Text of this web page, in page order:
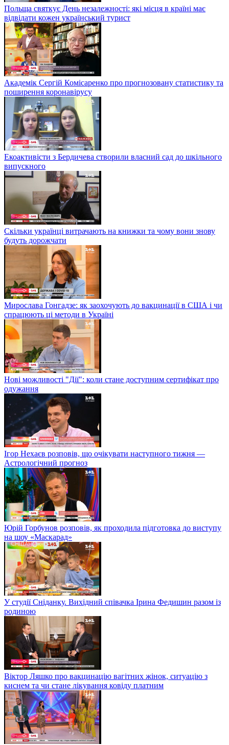
Польща святкує День незалежності: які місця в країні має
відвідати кожен український турист
Академік Сергій Комісаренко про прогнозовану статистику та
поширення коронавірусу
Екоактивісти з Бердичева створили власний сад до шкільного
випускного
Скільки українці витрачають на книжки та чому вони знову
будуть дорожчати
Мирослава Гонгадзе: як заохочують до вакцинації в США і чи
спрацюють ці методи в Україні
Нові можливості "Дії": коли стане доступним сертифікат про
одужання
Ігор Нехаєв розповів, що очікувати наступного тижня —
Астрологічний прогноз
Юрій Горбунов розповів, як проходила підготовка до виступу
на шоу «Маскарад»
У студії Сніданку. Вихідний співачка Ірина Федишин разом із
родиною
Віктор Ляшко про вакцинацію вагітних жінок, ситуацію з
киснем та чи стане лікування ковіду платним